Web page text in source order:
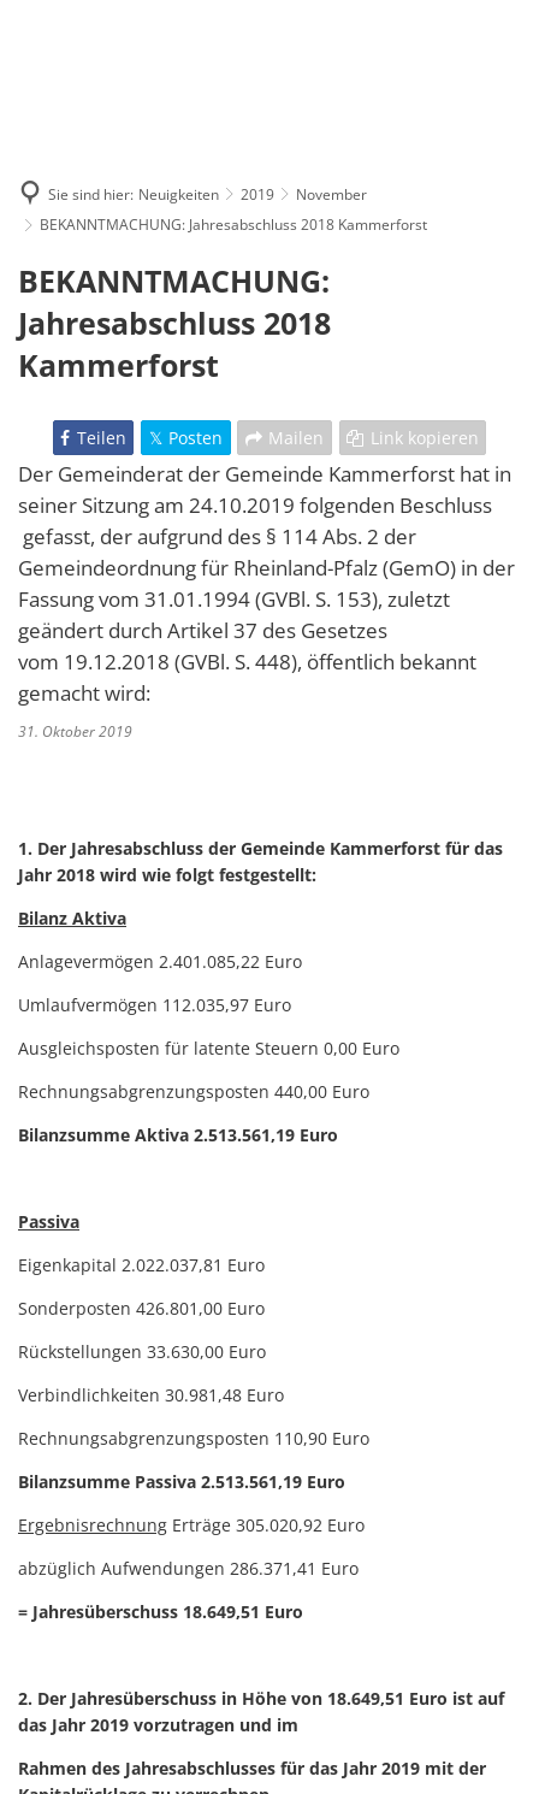
Sie sind hier: Neuigkeiten 2019
November
BEKANNTMACHUNG: Jahresabschluss 2018 Kammerforst
BEKANNTMACHUNG:
Jahresabschluss 2018
Kammerforst
Teilen Posten Mailen Link kopieren
Der Gemeinderat der Gemeinde Kammerforst hat in
seiner Sitzung am 24.10.2019 folgenden Beschluss
gefasst, der aufgrund des § 114 Abs. 2 der
Gemeindeordnung für Rheinland-Pfalz (GemO) in der
Fassung vom 31.01.1994 (GVBl. S. 153), zuletzt
geändert durch Artikel 37 des Gesetzes
vom 19.12.2018 (GVBl. S. 448), öffentlich bekannt
gemacht wird:
31. Oktober 2019
1. Der Jahresabschluss der Gemeinde Kammerforst für das
Jahr 2018 wird wie folgt festgestellt:
Bilanz Aktiva
Anlagevermögen 2.401.085,22 Euro
Umlaufvermögen 112.035,97 Euro
Ausgleichsposten für latente Steuern 0,00 Euro
Rechnungsabgrenzungsposten 440,00 Euro
Bilanzsumme Aktiva 2.513.561,19 Euro
Passiva
Eigenkapital 2.022.037,81 Euro
Sonderposten 426.801,00 Euro
Rückstellungen 33.630,00 Euro
Verbindlichkeiten 30.981,48 Euro
Rechnungsabgrenzungsposten 110,90 Euro
Bilanzsumme Passiva 2.513.561,19 Euro
Ergebnisrechnung Erträge 305.020,92 Euro
abzüglich Aufwendungen 286.371,41 Euro
= Jahresüberschuss 18.649,51 Euro
2. Der Jahresüberschuss in Höhe von 18.649,51 Euro ist auf
das Jahr 2019 vorzutragen und im
Rahmen des Jahresabschlusses für das Jahr 2019 mit der